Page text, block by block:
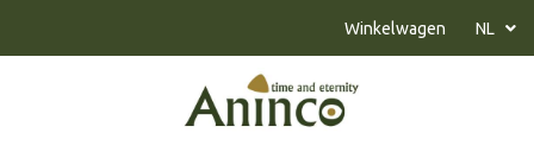
Winkelwagen NL